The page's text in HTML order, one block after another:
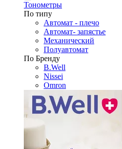
Тонометры
По типу
Автомат - плечо
Автомат- запястье
Механический
Полуавтомат
По Бренду
B.Well
Nissei
Omron